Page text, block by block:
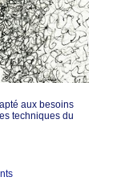
aux besoins
techniques du